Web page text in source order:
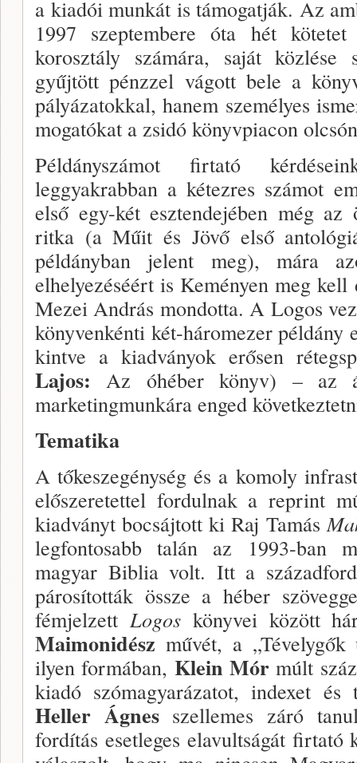
a kiadói munkát is támogatják. Az
1997 szeptembere óta hét
korosztály számára, saját
gyűjtött pénzzel vágott bele a
pályázatokkal, hanem szemé­lyes
mogatókat a zsidó könyvpiacon
Példányszámot firtató
leggyakrabban a kétez­res számot
első egy-két esztendejében még
ritka (a Műit és Jövő első
példányban jelent meg), mára
elhelyezéséért is Keményen meg
Mezei András mon­dotta. A Logos
könyvenkénti két-háromezer
kintve a kiadványok erősen
Lajos:Az óhé­ber könyv) – az
marketingmunkára enged
Tematika
A tőkeszegénység és a komoly
elősze­retettel fordulnak a reprint
kiadványt bocsájtott ki Raj Tamás
legfontosabb talán az 1993-ban
magyar Biblia volt. Itt a
párosították össze a hé­ber
fémjelzett Logoskönyvei között
Maimonidész művét, a
ilyen formában, Klein Mórmúlt
kiadó szómagyarázatot, indexet és
Heller Ágnes szellemes záró
fordítás esetleges elavultságát